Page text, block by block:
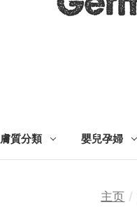
膚質分類 嬰兒孕婦
主页